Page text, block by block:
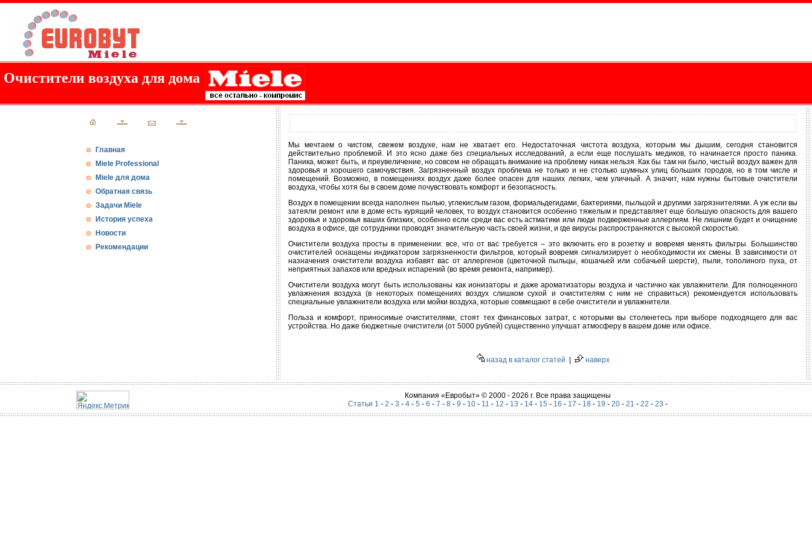
Очистители воздуха для дома
Главная
Miele Professional
Miele для дома
Обратная связь
Задачи Miele
История успеха
Новости
Рекомендации
Мы мечтаем о чистом, свежем воздухе, нам не хватает его. Недостаточная чистота воздуха, которым мы дышим, сегодня становится
действительно проблемой. И это ясно даже без специальных исследований, а если еще послушать медиков, то начинается просто паника.
Паника, может быть, и преувеличение, но совсем не обращать внимание на проблему никак нельзя. Как бы там ни было, чистый воздух важен для
здоровья и хорошего самочувствия. Загрязненный воздух проблема не только и не столько шумных улиц больших городов, но в том числе и
помещений. Возможно, в помещениях воздух даже более опасен для наших легких, чем уличный. А значит, нам нужны бытовые очистители
воздуха, чтобы хотя бы в своем доме почувствовать комфорт и безопасность.
Воздух в помещении всегда наполнен пылью, углекислым газом, формальдегидами, бактериями, пыльцой и другими загрязнителями. А уж если вы
затеяли ремонт или в доме есть курящий человек, то воздух становится особенно тяжелым и представляет еще большую опасность для вашего
здоровья и здоровья ваших близких, особенно если среди вас есть астматики или люди подверженные аллергиям. Не лишним будет и очищение
воздуха в офисе, где сотрудники проводят значительную часть своей жизни, и где вирусы распространяются с высокой скоростью.
Очистители воздуха просты в применении: все, что от вас требуется – это включить его в розетку и вовремя менять фильтры. Большинство
очистителей оснащены индикатором загрязненности фильтров, который вовремя сигнализирует о необходимости их смены. В зависимости от
назначения очистители воздуха избавят вас от аллергенов (цветочной пыльцы, кошачьей или собачьей шерсти), пыли, тополиного пуха, от
неприятных запахов или вредных испарений (во время ремонта, например).
Очистители воздуха могут быть использованы как ионизаторы и даже ароматизаторы воздуха и частично как увлажнители. Для полноценного
увлажнения воздуха (в некоторых помещениях воздух слишком сухой и очистителям с ним не справиться) рекомендуется использовать
специальные увлажнители воздуха или мойки воздуха, которые совмещают в себе очистители и увлажнители.
Польза и комфорт, приносимые очистителями, стоят тех финансовых затрат, с которыми вы столкнетесь при выборе подходящего для вас
устройства. Но даже бюджетные очистители (от 5000 рублей) существенно улучшат атмосферу в вашем доме или офисе.
назад в каталог статей наверх
Компания «Евробыт» © 2000 - 2026 г. Все права защищены
Статьи 1 - 2 - 3 - 4- 5 - 6 - 7 - 8- 9 - 10- 11 - 12 - 13 - 14- 15 - 16 - 17 - 18- 19 - 20- 21 - 22 - 23 -